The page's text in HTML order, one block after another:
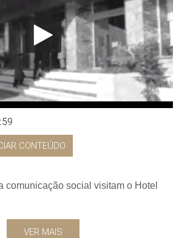
CONTEÚDO
comunicação social visitam o Hotel
VER MAIS